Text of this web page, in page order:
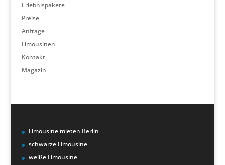
Erlebnispakete
Preise
Anfrage
Limousinen
Kontakt
Magazin
Limousine mieten Berlin
schwarze Limousine
weiße Limousine